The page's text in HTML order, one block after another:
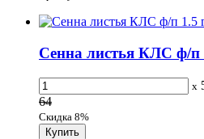
Сенна листья КЛС ф/п
x
64
Скидка 8%